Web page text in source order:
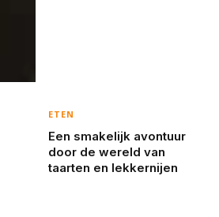
ETEN
Een smakelijk avontuur
door de wereld van
taarten en lekkernijen